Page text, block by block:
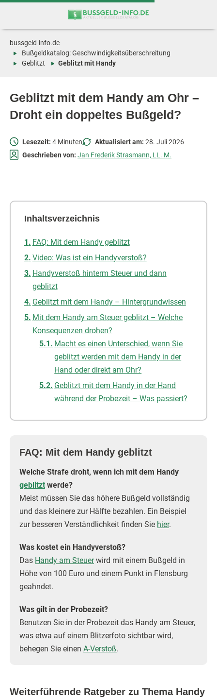
Zum
Zur
Geblitzt mit dem Handy am Ohr –
Droht ein doppeltes Bußgeld?
bussgeld-info.de
Bußgeldkatalog: Geschwindigkeitsüberschreitung
Geblitzt
Geblitzt mit Handy
Lesezeit: 4 Minuten Aktualisiert am: 28. Juli 2026
Geschrieben von: Jan Frederik Strasmann, LL. M.
Inhaltsverzeichnis
FAQ: Mit dem Handy geblitzt
Video: Was ist ein Handyverstoß?
Handyverstoß hinterm Steuer und dann
geblitzt
Geblitzt mit dem Handy – Hintergrundwissen
Mit dem Handy am Steuer geblitzt – Welche
Konsequenzen drohen?
Macht es einen Unterschied, wenn Sie
geblitzt werden mit dem Handy in der
Hand oder direkt am Ohr?
Geblitzt mit dem Handy in der Hand
während der Probezeit – Was passiert?
FAQ: Mit dem Handy geblitzt
Welche Strafe droht, wenn ich mit dem Handy
geblitzt werde?
Meist müssen Sie das höhere Bußgeld vollständig
und das kleinere zur Hälfte bezahlen. Ein Beispiel
zur besseren Verständlichkeit finden Sie hier.
Was kostet ein Handyverstoß?
Das Handy am Steuerwird mit einem Bußgeld in
Höhe von 100 Euro und einem Punkt in Flensburg
geahndet.
Was gilt in der Probezeit?
Benutzen Sie in der Probezeit das Handy am Steuer,
was etwa auf einem Blitzerfoto sichtbar wird,
behegen Sie einen A-Verstoß.
Weiterführende Ratgeber zu Thema Handy